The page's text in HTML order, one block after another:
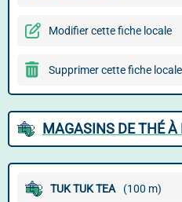
Modifier cette fiche locale
Supprimer cette fiche locale
MAGASINS DE THÉ À
TUK TUK TEA (100 m)